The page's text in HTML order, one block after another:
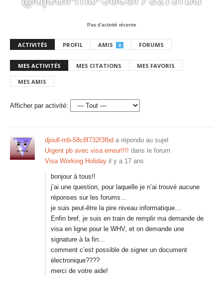
Pas d’activité récente
ACTIVITÉS PROFIL AMIS 0 FORUMS
MES ACTIVITÉS MES CITATIONS MES FAVORIS
MES AMIS
Afficher par activité:
djoull-mb-58c8f732f3fbd a répondu au sujet
Urgent pb avec visa erreur!!!! dans le forum
Visa Working Holiday il y a 17 ans
bonjour à tous!!
j’ai une question, pour laquelle je n’ai trouvé aucune
réponses sur les forums…
je suis peut-être la pire niveau informatique…
Enfin bref, je suis en train de remplir ma demande de
visa en ligne pour le WHV, et on demande une
signature à la fin…
comment c’est possible de signer un document
électronique????
merci de votre aide!